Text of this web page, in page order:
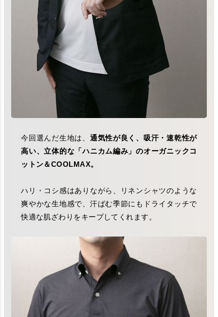
今回選んだ生地は、 通気性が良く、吸汗・速乾性が
高い、立体的な「ハニカム編み」のオーガニックコ
ットン＆COOLMAX。
ハリ・コシ感はありながら、リネンシャツのような
爽やかな生地感で、汗ばむ季節にもドライタッチで
快適な肌ざわりをキープしてくれます。